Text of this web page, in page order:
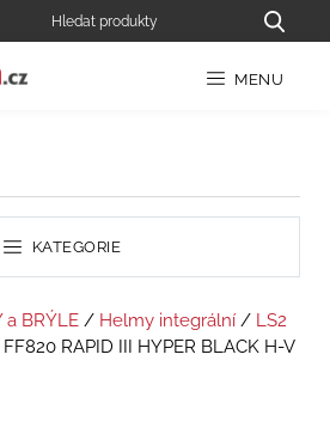
MENU
KATEGORIE
a BRÝLE / Helmy integrální / LS2
RAPID III HYPER BLACK H-V